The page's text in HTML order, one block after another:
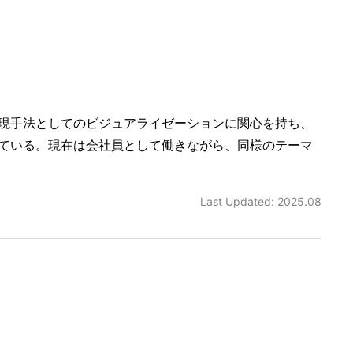
法としてのビジュアライゼーションに関心を持ち、
いる。現在は会社員として働きながら、同様のテーマ
Last Updated: 2025.08